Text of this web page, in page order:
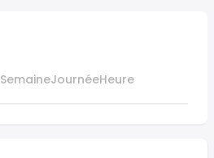
SemaineJournéeHeure